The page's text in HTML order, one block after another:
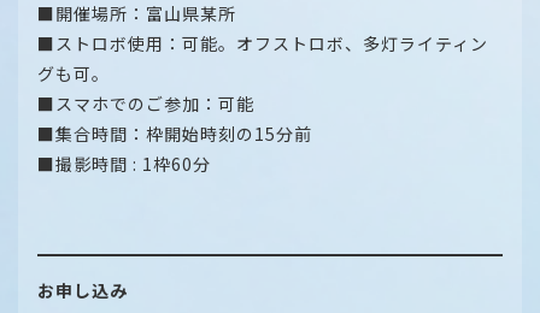
■開催場所：富山県某所
■ストロボ使用：可能。オフストロボ、多灯ライティン
グも可。
■スマホでのご参加：可能
■集合時間：枠開始時刻の15分前
■撮影時間 : 1枠60分
お申し込み